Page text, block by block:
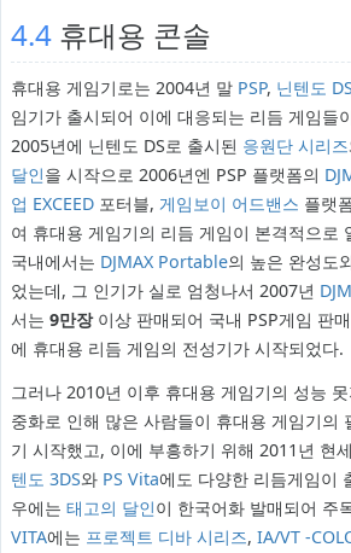
4.4휴대용 콘솔
휴대용 게임기로는 2004년 말 PSP, 닌텐도 DS
임기가 출시되어 이에 대응되는 리듬 게임들
2005년에 닌텐도 DS로 출시된 응원단 시리즈
달인을 시작으로 2006년엔 PSP 플랫폼의
업 EXCEED포터블, 게임보이 어드밴스 플랫
여 휴대용 게임기의 리듬 게임이 본격적으로
국내에서는 DJMAX Portable의 높은 완성도
었는데, 그 인기가 실로 엄청나서 2007년
서는 9만장이상 판매되어 국내 PSP게임 판
에 휴대용 리듬 게임의 전성기가 시작되었다.
그러나 2010년 이후 휴대용 게임기의 성능
중화로 인해 많은 사람들이 휴대용 게임기의
기 시작했고, 이에 부흥하기 위해 2011년 현
텐도 3DS와 PS Vita에도 다양한 리듬게임이
우에는 태고의 달인이 한국어화 발매되어 주
VITA에는 프로젝트 디바 시리즈, IA/VT -